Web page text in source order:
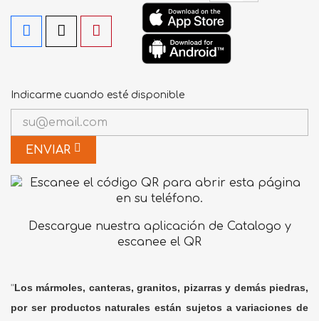
Indicarme cuando esté disponible
ENVIAR
Descargue nuestra aplicación de Catalogo y
escanee el QR
"Los mármoles, canteras, granitos, pizarras y demás piedras,
por ser productos naturales están sujetos a variaciones de